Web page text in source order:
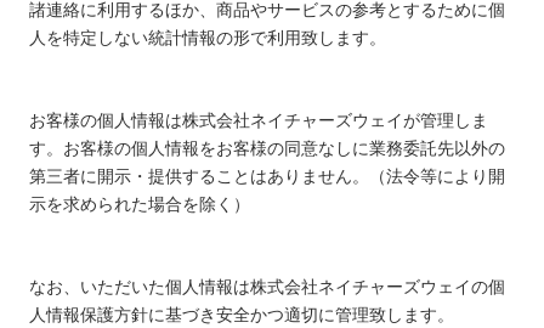
諸連絡に利用するほか、商品やサービスの参考とするために個
人を特定しない統計情報の形で利用致します。
お客様の個人情報は株式会社ネイチャーズウェイが管理しま
す。お客様の個人情報をお客様の同意なしに業務委託先以外の
第三者に開示・提供することはありません。（法令等により開
示を求められた場合を除く）
なお、いただいた個人情報は株式会社ネイチャーズウェイの個
人情報保護方針に基づき安全かつ適切に管理致します。